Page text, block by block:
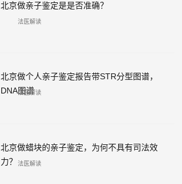
北京做亲子鉴定是是否准确？
法医解读
北京做个人亲子鉴定报告带STR分型图谱，
DNA图谱
法医解读
北京做蜡块的亲子鉴定，为何不具有司法效
力？
法医解读